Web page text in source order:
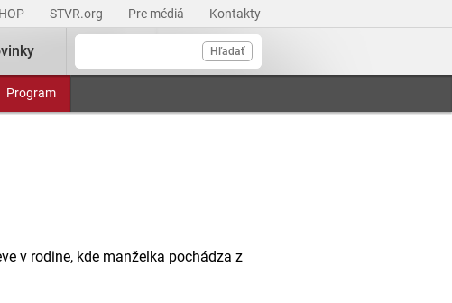
STVR.org Pre médiá Kontakty
Hľadať
Program
v rodine, kde manželka pochádza z